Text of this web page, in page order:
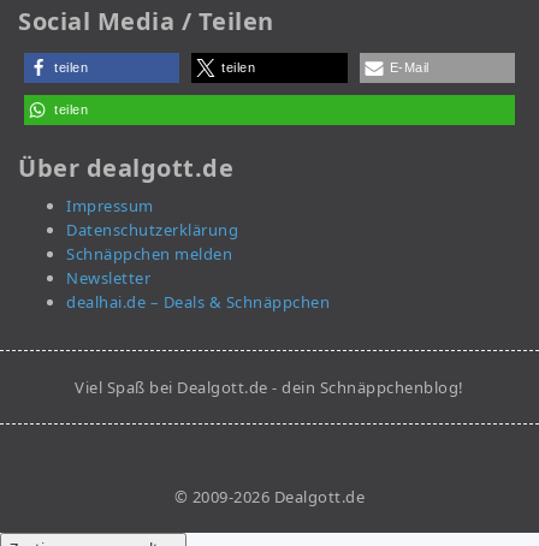
Social Media / Teilen
teilen teilen E-Mail
teilen
Über dealgott.de
Impressum
Datenschutzerklärung
Schnäppchen melden
Newsletter
dealhai.de – Deals & Schnäppchen
Viel Spaß bei Dealgott.de - dein Schnäppchenblog!
© 2009-2026 Dealgott.de